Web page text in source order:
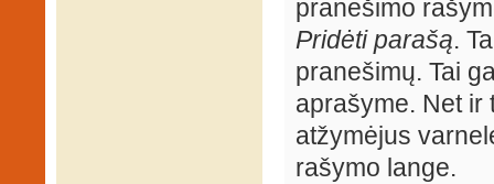
pranešimo
Pridėti parašą.
pranešimų. Tai
aprašyme. Net ir
atžymėjus
rašymo lange.